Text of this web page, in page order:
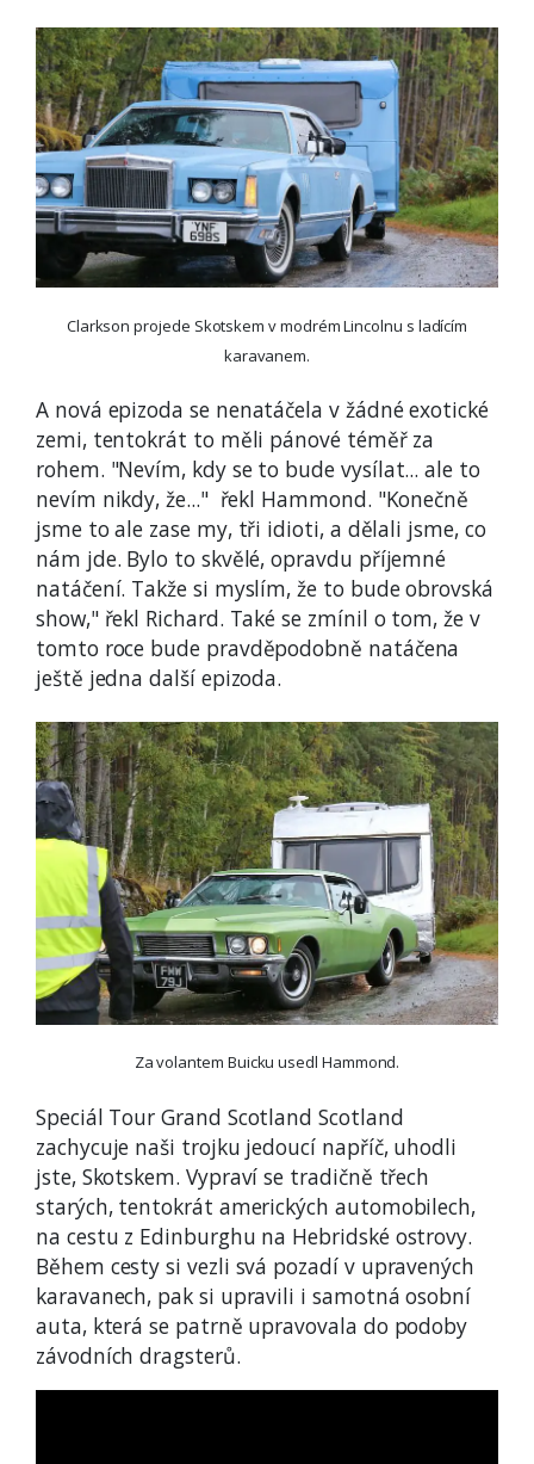
Clarkson projede Skotskem v modrém Lincolnu s ladícím
karavanem.
A nová epizoda se nenatáčela v žádné exotické
zemi, tentokrát to měli pánové téměř za
rohem. "Nevím, kdy se to bude vysílat... ale to
nevím nikdy, že..." řekl Hammond. "Konečně
jsme to ale zase my, tři idioti, a dělali jsme, co
nám jde. Bylo to skvělé, opravdu příjemné
natáčení. Takže si myslím, že to bude obrovská
show," řekl Richard. Také se zmínil o tom, že v
tomto roce bude pravděpodobně natáčena
ještě jedna další epizoda.
Za volantem Buicku usedl Hammond.
Speciál Tour Grand Scotland Scotland
zachycuje naši trojku jedoucí napříč, uhodli
jste, Skotskem. Vypraví se tradičně třech
starých, tentokrát amerických automobilech,
na cestu z Edinburghu na Hebridské ostrovy.
Během cesty si vezli svá pozadí v upravených
karavanech, pak si upravili i samotná osobní
auta, která se patrně upravovala do podoby
závodních dragsterů.